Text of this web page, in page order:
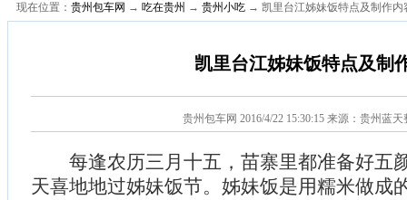
现在位置： 贵州包车网 → 吃在贵州 → 贵州小吃 → 凯里台江姊妹饭特点及制作内
凯里台江姊妹饭特点及制
贵州包车网 2016/4/22 15:30:15 来源：贵州蓝天
每逢农历三月十五，苗寨里都准备好五
天喜地地过姊妹饭节。姊妹饭是用糯米做成